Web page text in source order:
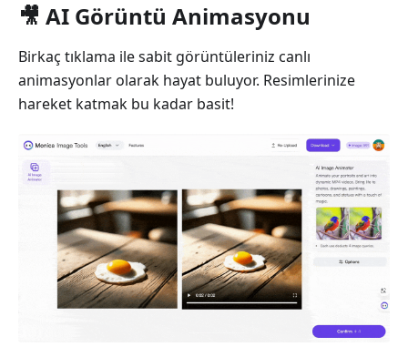
🎥 AI Görüntü Animasyonu
Birkaç tıklama ile sabit görüntüleriniz canlı
animasyonlar olarak hayat buluyor. Resimlerinize
hareket katmak bu kadar basit!